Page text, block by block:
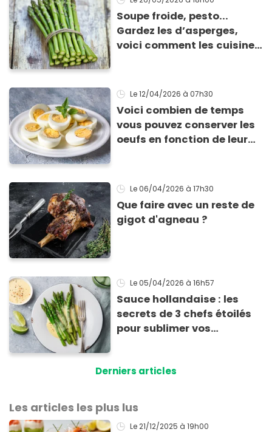
Soupe froide, pesto...
Gardez les d’asperges,
voici comment les cuisiner
Le 12/04/2026 à 07h30
Voici combien de temps
vous pouvez conserver les
oeufs en fonction de leur
Le 06/04/2026 à 17h30
Que faire avec un reste de
gigot d'agneau ?
Le 05/04/2026 à 16h57
Sauce hollandaise : les
secrets de 3 chefs étoilés
pour sublimer vos
Derniers articles
Les articles les plus lus
Le 21/12/2025 à 19h00